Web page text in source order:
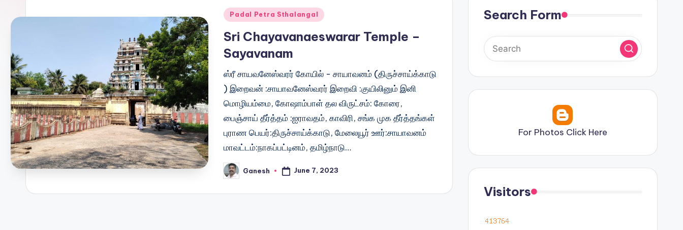
Posted
Padal Petra Sthalangal
Sri Chayavanaeswarar Temple –
Sayavanam
ஸ்ரீ சாயவனேஸ்வரர் கோயில் - சாயாவனம் (திருச்சாய்க்காடு
) இறைவன் :சாயாவனேஸ்வரர் இறைவி :குயிலினும் இனி
மொழியம்மை, கோஷாம்பாள் தல விருட்சம்: கோரை,
பைஞ்சாய் தீர்த்தம் :ஐராவதம், காவிரி, சங்க முக தீர்த்தங்கள்
புராண பெயர்:திருச்சாய்க்காடு, மேலையூர் ஊர்:சாயாவனம்
மாவட்டம்:நாகப்பட்டினம், தமிழ்நாடு…
Posted
by
Ganesh June 7, 2023
Search Form
For Photos Click Here
Visitors